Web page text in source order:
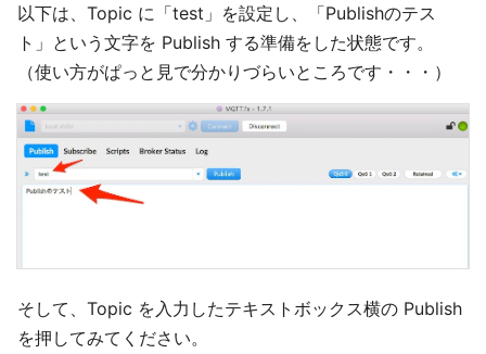
以下は、Topic に「test」を設定し、「Publishのテス
ト」という文字を Publish する準備をした状態です。
（使い方がぱっと見で分かりづらいところです・・・）
そして、Topic を入力したテキストボックス横の Publish
を押してみてください。